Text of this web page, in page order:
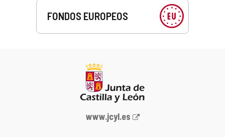
FONDOS EUROPEOS
Portal
www.jcyl.es